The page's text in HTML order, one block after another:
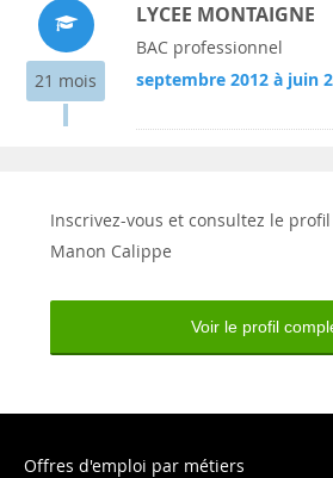
21 mois
LYCEE MONTAIGNE
BAC professionnel
septembre 2012 à juin
Inscrivez-vous et consultez le
Manon Calippe
Voir le profil
Offres d'emploi par métiers